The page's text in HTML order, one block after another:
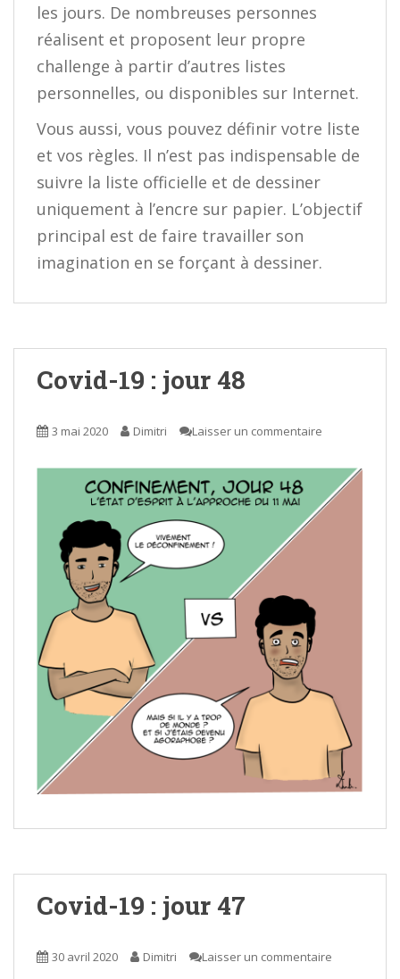
les jours. De nombreuses personnes
réalisent et proposent leur propre
challenge à partir d’autres listes
personnelles, ou disponibles sur Internet.
Vous aussi, vous pouvez définir votre liste
et vos règles. Il n’est pas indispensable de
suivre la liste officielle et de dessiner
uniquement à l’encre sur papier. L’objectif
principal est de faire travailler son
imagination en se forçant à dessiner.
Covid-19 : jour 48
3 mai 2020 Dimitri Laisser un commentaire
Covid-19 : jour 47
30 avril 2020 Dimitri Laisser un commentaire